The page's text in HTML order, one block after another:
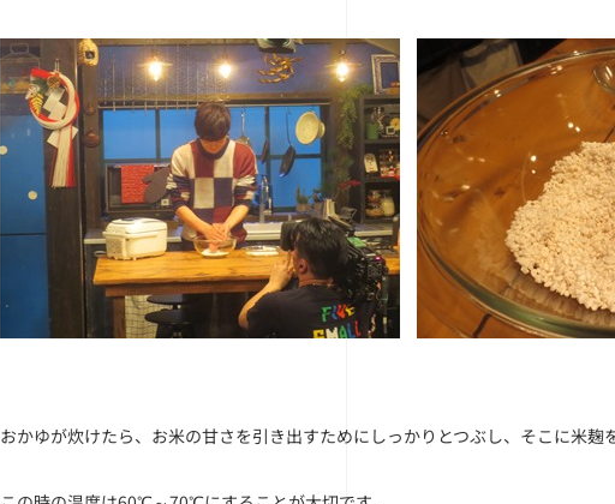
おかゆが炊けたら、お米の甘さを引き出すためにしっかりとつぶし、そこに米麹